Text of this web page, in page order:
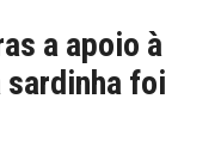
a apoio à
sardinha foi